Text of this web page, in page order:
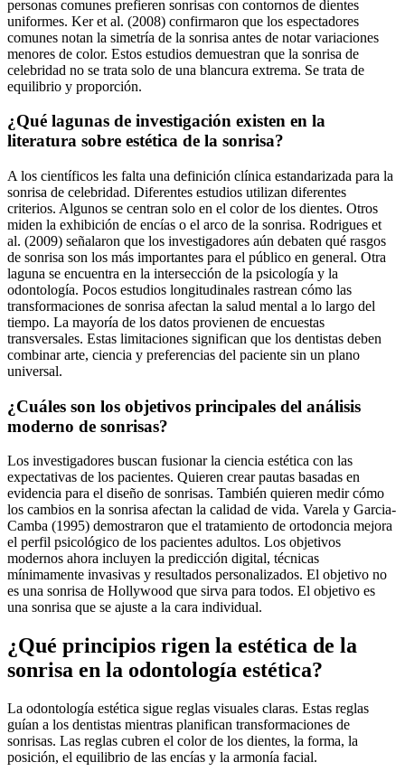
personas comunes prefieren sonrisas con contornos de dientes
uniformes. Ker et al. (2008) confirmaron que los espectadores
comunes notan la simetría de la sonrisa antes de notar variaciones
menores de color. Estos estudios demuestran que la sonrisa de
celebridad no se trata solo de una blancura extrema. Se trata de
equilibrio y proporción.
¿Qué lagunas de investigación existen en la
literatura sobre estética de la sonrisa?
A los científicos les falta una definición clínica estandarizada para la
sonrisa de celebridad. Diferentes estudios utilizan diferentes
criterios. Algunos se centran solo en el color de los dientes. Otros
miden la exhibición de encías o el arco de la sonrisa. Rodrigues et
al. (2009) señalaron que los investigadores aún debaten qué rasgos
de sonrisa son los más importantes para el público en general. Otra
laguna se encuentra en la intersección de la psicología y la
odontología. Pocos estudios longitudinales rastrean cómo las
transformaciones de sonrisa afectan la salud mental a lo largo del
tiempo. La mayoría de los datos provienen de encuestas
transversales. Estas limitaciones significan que los dentistas deben
combinar arte, ciencia y preferencias del paciente sin un plano
universal.
¿Cuáles son los objetivos principales del análisis
moderno de sonrisas?
Los investigadores buscan fusionar la ciencia estética con las
expectativas de los pacientes. Quieren crear pautas basadas en
evidencia para el diseño de sonrisas. También quieren medir cómo
los cambios en la sonrisa afectan la calidad de vida. Varela y Garcia-
Camba (1995) demostraron que el tratamiento de ortodoncia mejora
el perfil psicológico de los pacientes adultos. Los objetivos
modernos ahora incluyen la predicción digital, técnicas
mínimamente invasivas y resultados personalizados. El objetivo no
es una sonrisa de Hollywood que sirva para todos. El objetivo es
una sonrisa que se ajuste a la cara individual.
¿Qué principios rigen la estética de la
sonrisa en la odontología estética?
La odontología estética sigue reglas visuales claras. Estas reglas
guían a los dentistas mientras planifican transformaciones de
sonrisas. Las reglas cubren el color de los dientes, la forma, la
posición, el equilibrio de las encías y la armonía facial.